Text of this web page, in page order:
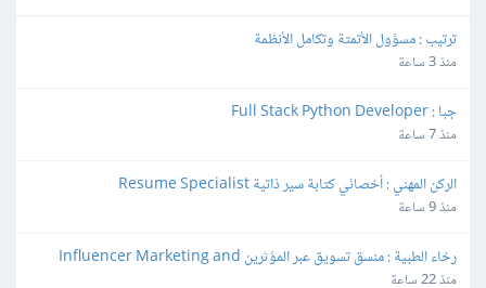
ترتيب : مسؤول الأتمتة وتكامل الأنظمة
منذ 3 ساعة
جبا : Full Stack Python Developer
منذ 7 ساعة
الركن المهني : أخصائي كتابة سير ذاتية Resume Specialist
منذ 9 ساعة
Production Coordinator
منذ 22 ساعة